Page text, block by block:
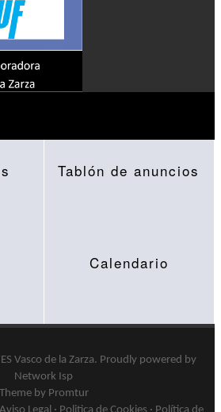
Tablón de anuncios
Calendario
Vasco de la Zarza. Proudly powered by
Network Isp
Theme by Promtur